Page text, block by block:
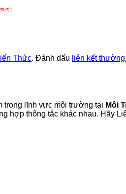
Thức. Đánh dấu liên kết
trong lĩnh vực môi trường tại Môi
hợp thông tắc khác nhau. Hãy